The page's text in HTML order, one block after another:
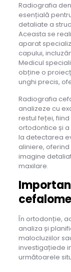
Radiografia
esențială
detaliate a
Aceasta se
aparat
capului,
Medicul
obține o
unghi precis,
Radiografia
analizeze cu
restul feței,
ortodontice și
la detectarea
aliniere,
imagine
maxilare.
În ortodonție,
analiza și
malocluziilor
investigațiede
următoarele